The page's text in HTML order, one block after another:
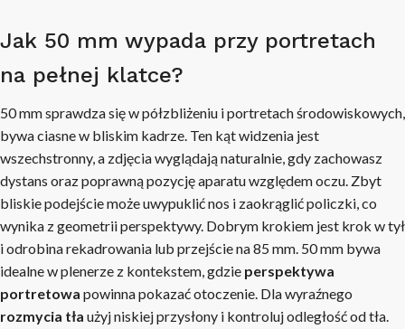
Jak 50 mm wypada przy portretach
na pełnej klatce?
50 mm sprawdza się w półzbliżeniu i portretach środowiskowych,
bywa ciasne w bliskim kadrze. Ten kąt widzenia jest
wszechstronny, a zdjęcia wyglądają naturalnie, gdy zachowasz
dystans oraz poprawną pozycję aparatu względem oczu. Zbyt
bliskie podejście może uwypuklić nos i zaokrąglić policzki, co
wynika z geometrii perspektywy. Dobrym krokiem jest krok w tył
i odrobina rekadrowania lub przejście na 85 mm. 50 mm bywa
idealne w plenerze z kontekstem, gdzie perspektywa
portretowa powinna pokazać otoczenie. Dla wyraźnego
rozmycia tła użyj niskiej przysłony i kontroluj odległość od tła.